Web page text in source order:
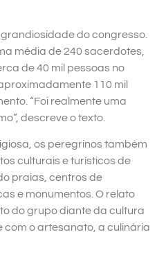
do congresso.
média de 240 sacerdotes,
de 40 mil pessoas no
110 mil
“Foi realmente uma
descreve o texto.
os peregrinos também
culturais e turísticos de
praias, centros de
e monumentos. O relato
do grupo diante da cultura
com o artesanato, a culinária